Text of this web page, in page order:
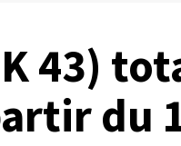
43)
du